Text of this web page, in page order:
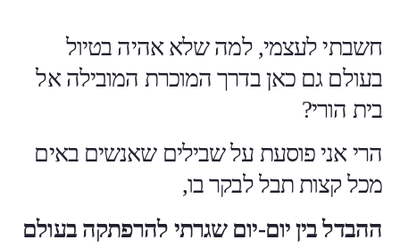
חשבתי לעצמי, למה שלא אהיה בטיול
בעולם גם כאן בדרך המוכרת המובילה אל
בית הורי?
הרי אני פוסעת על שבילים שאנשים באים
מכל קצות תבל לבקר בו,
ההבדל בין יום-יום שגרתי להרפתקה בעולם